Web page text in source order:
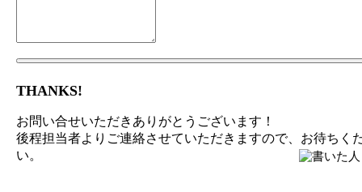
THANKS!
お問い合せいただきありがとうございます！
後程担当者よりご連絡させていただきますので、お待ちく
い。